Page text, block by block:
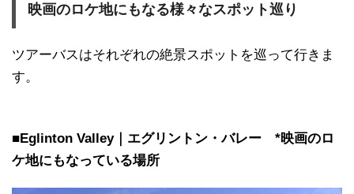
映画のロケ地にもなる様々なスポット巡り
ツアーバスはそれぞれの絶景スポットを巡って行きま
す。
■Eglinton Valley｜エグリントン・バレー *映画のロ
ケ地にもなっている場所